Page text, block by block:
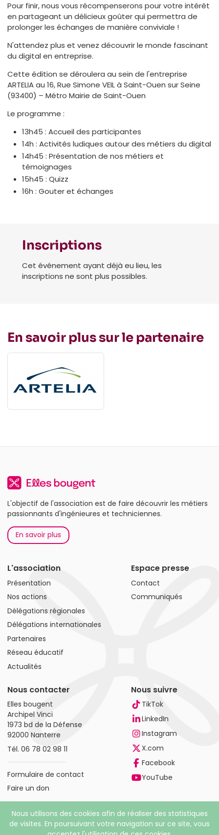
Pour finir, nous vous récompenserons pour votre intérêt
en partageant un délicieux goûter qui permettra de
prolonger les échanges de manière conviviale !
N'attendez plus et venez découvrir le monde fascinant
du digital en entreprise.
Cette édition se déroulera au sein de l'entreprise
ARTELIA au 16, Rue Simone VEIL à Saint-Ouen sur Seine
(93400) – Métro Mairie de Saint-Ouen
Le programme :
13h45 : Accueil des participantes
14h : Activités ludiques autour des métiers du digital
14h45 : Présentation de nos métiers et
témoignages
15h45 : Quizz
16h : Gouter et échanges
Inscriptions
Cet événement ayant déjà eu lieu, les
inscriptions ne sont plus possibles.
En savoir plus sur le partenaire
L'objectif de l'association est de faire découvrir les métiers
passionnants d'ingénieures et techniciennes.
En savoir plus
L'association
Présentation
Nos actions
Délégations régionales
Délégations internationales
Partenaires
Réseau éducatif
Actualités
Espace presse
Contact
Communiqués
Nous contacter
Elles bougent
Archipel Vinci
1973 bd de la Défense
92000 Nanterre
Tél. 06 78 02 98 11
Formulaire de contact
Faire un don
Nous suivre
TikTok
LinkedIn
Instagram
X.com
Facebook
YouTube
Nous utilisons des cookies afin de réaliser des statistiques
de visites. En poursuivant votre navigation sur ce site, vous